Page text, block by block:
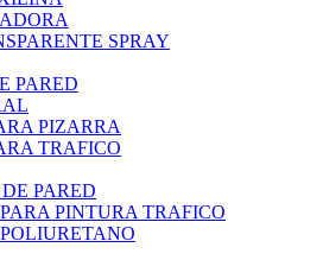
SPRAY
PARED
PIZARRA
TRAFICO
PARED
PINTURA TRAFICO